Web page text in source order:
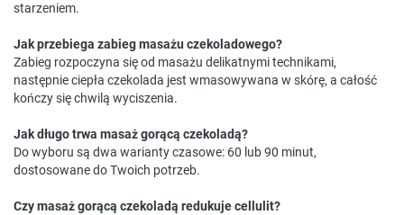
starzeniem.
Jak przebiega zabieg masażu czekoladowego?
Zabieg rozpoczyna się od masażu delikatnymi technikami,
następnie ciepła czekolada jest wmasowywana w skórę, a całość
kończy się chwilą wyciszenia.
Jak długo trwa masaż gorącą czekoladą?
Do wyboru są dwa warianty czasowe: 60 lub 90 minut,
dostosowane do Twoich potrzeb.
Czy masaż gorącą czekoladą redukuje cellulit?